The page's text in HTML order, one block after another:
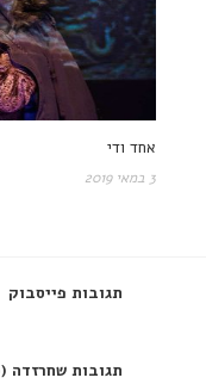
אחד ודי
3 במאי 2019
תגובות פייסבוק
תגובות שחרזדה (0)